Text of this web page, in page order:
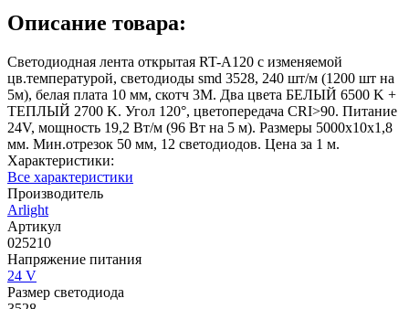
Описание товара:
Светодиодная лента открытая RT-A120 с изменяемой
цв.температурой, светодиоды smd 3528, 240 шт/м (1200 шт на
5м), белая плата 10 мм, скотч 3М. Два цвета БЕЛЫЙ 6500 K +
ТЕПЛЫЙ 2700 K. Угол 120°, цветопередача CRI>90. Питание
24V, мощность 19,2 Вт/м (96 Вт на 5 м). Размеры 5000х10х1,8
мм. Мин.отрезок 50 мм, 12 светодиодов. Цена за 1 м.
Характеристики:
Все характеристики
Производитель
Arlight
Артикул
025210
Напряжение питания
24 V
Размер светодиода